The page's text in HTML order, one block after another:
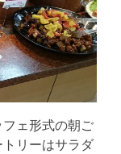
ェ形式の朝ご
リーはサラダ